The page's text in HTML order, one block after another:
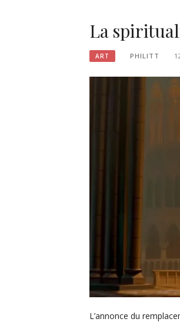
La
ART PHILITT
L’annonce du